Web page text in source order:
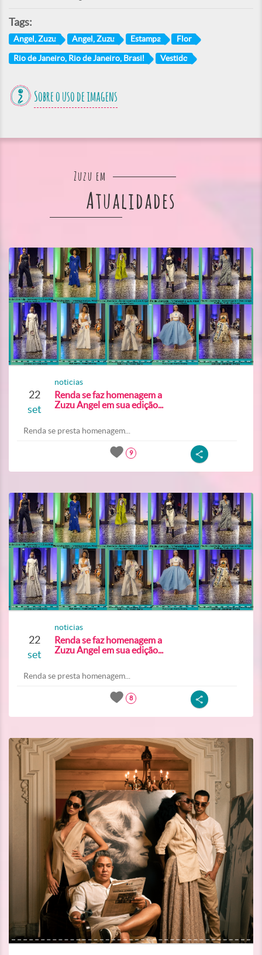
Tags:
Angel, Zuzu Angel, Zuzu Estampa Flor
Rio de Janeiro, Rio de Janeiro, Brasil Vestido
Sobre o uso de imagens
Zuzu em
Atualidades
22
set
noticias
Renda se faz homenagem a
Zuzu Angel em sua edição...
Renda se presta homenagem...
9
22
set
noticias
Renda se faz homenagem a
Zuzu Angel em sua edição...
Renda se presta homenagem...
8